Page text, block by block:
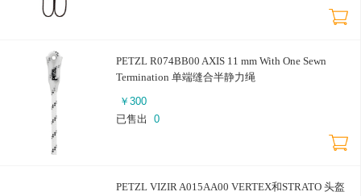
PETZL R074BB00 AXIS 11 mm With One Sewn
Termination 单端缝合半静力绳
￥ 300
已售出
0
PETZL VIZIR A015AA00 VERTEX和STRATO 头盔